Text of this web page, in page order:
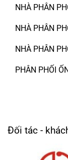
NHÀ PHÂN
NHÀ PHÂN
NHÀ PHÂN
PHÂN PHỐI
Đối tác -